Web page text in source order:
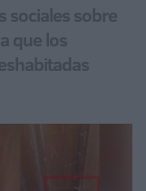
sociales sobre
que los